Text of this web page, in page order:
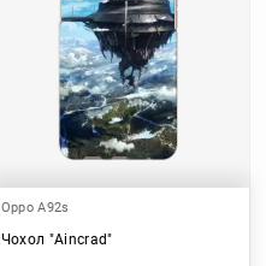
Oppo A92s
Чохол "Aincrad"